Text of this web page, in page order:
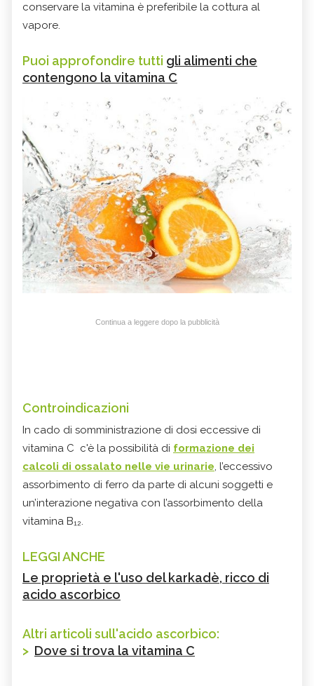
conservare la vitamina è preferibile la cottura al
vapore.
Puoi approfondire tutti gli alimenti che
contengono la vitamina C
Continua a leggere dopo la pubblicità
Controindicazioni
In cado di somministrazione di dosi eccessive di
vitamina C c'è la possibilità di formazione dei
calcoli di ossalato nelle vie urinarie, l’eccessivo
assorbimento di ferro da parte di alcuni soggetti e
un’interazione negativa con l’assorbimento della
vitamina B₁₂.
LEGGI ANCHE
Le proprietà e l'uso del karkadè, ricco di
acido ascorbico
Altri articoli sull'acido ascorbico:
> Dove si trova la vitamina C